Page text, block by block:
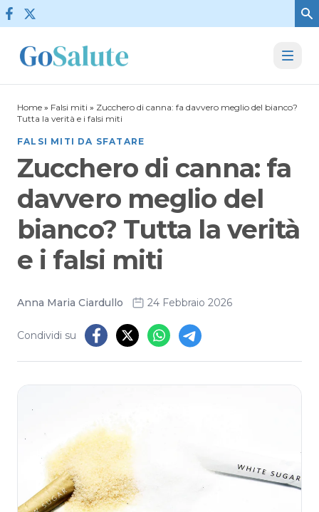
Vai al contenuto
Home » Falsi miti » Zucchero di canna: fa davvero meglio del bianco?
Tutta la verità e i falsi miti
FALSI MITI DA SFATARE
Zucchero di canna: fa
davvero meglio del
bianco? Tutta la verità
e i falsi miti
Anna Maria Ciardullo 24 Febbraio 2026
Condividi su